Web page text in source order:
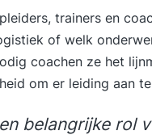
trainers en
of welk
coachen ze het
om er leiding aan
belangrijke rol